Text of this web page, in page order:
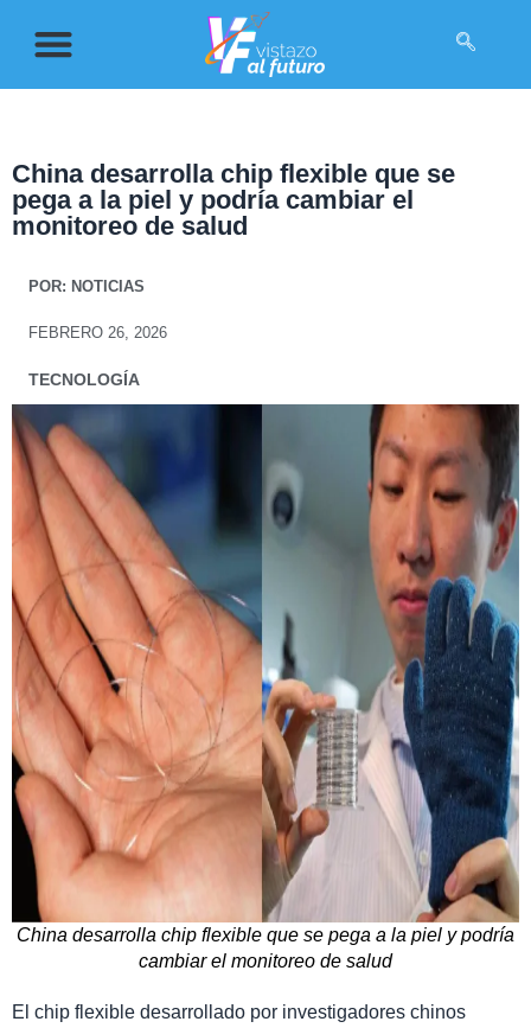
China desarrolla chip flexible que se
pega a la piel y podría cambiar el
monitoreo de salud
POR: NOTICIAS
FEBRERO 26, 2026
TECNOLOGÍA
China desarrolla chip flexible que se pega a la piel y podría
cambiar el monitoreo de salud
El chip flexible desarrollado por investigadores chinos